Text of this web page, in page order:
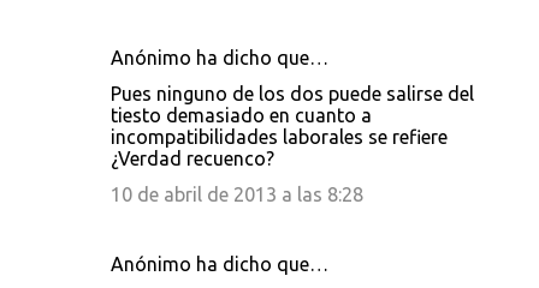
Anónimo ha dicho que…
Pues ninguno de los dos puede salirse del
tiesto demasiado en cuanto a
incompatibilidades laborales se refiere
¿Verdad recuenco?
10 de abril de 2013 a las 8:28
Anónimo ha dicho que…